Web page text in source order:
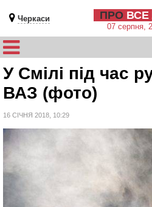
Черкаси ПРО ВСЕ
07 серпня,
У Смілі під час
ВАЗ (фото)
16 СІЧНЯ 2018, 10:29